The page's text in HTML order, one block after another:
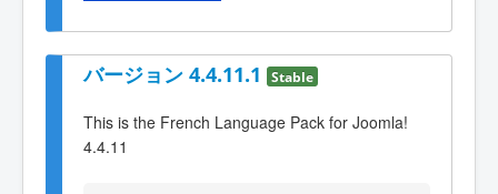
バージョン 4.4.11.1 Stable
This is the French Language Pack for Joomla!
4.4.11